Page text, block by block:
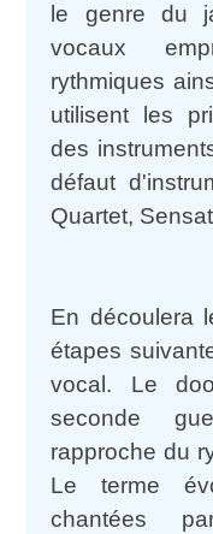
le genre du
vocaux
rythmiques
utilisent les
des
défaut
Quartet,
En découlera
étapes
vocal. Le
seconde
rapproche du
Le terme
chantées